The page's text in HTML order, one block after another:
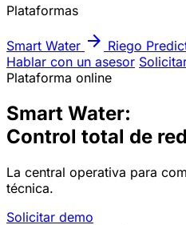
Plataformas
Smart Water arrow_forward Riego
Hablar con un asesor
Plataforma online
Smart Water:
Control total de
La central operativa para
técnica.
Solicitar demo